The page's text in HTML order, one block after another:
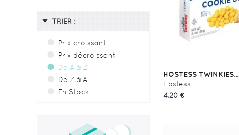
TRIER :
Prix croissant
Prix décroissant
De A à Z
De Z à A
En Stock
HOSTESS TWINKIES...
Hostess
4,20 €